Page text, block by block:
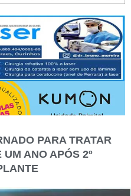
PARA TRATAR
ANO APÓS 2º